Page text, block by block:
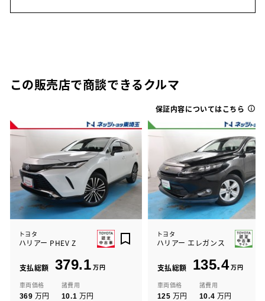
この販売店で商談できるクルマ
保証内容についてはこちら
トヨタ
ハリアー PHEV Z
支払総額 379.1 万円
車両価格
369 万円
諸費用
10.1 万円
トヨタ
ハリアー エレガンス
支払総額 135.4万円
車両価格
125 万円
諸費用
10.4 万円